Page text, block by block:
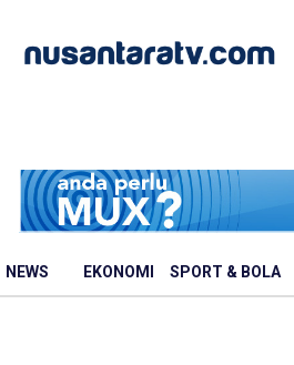
NEWS EKONOMI SPORT & BOLA